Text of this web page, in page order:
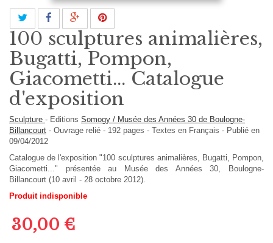
100 sculptures animalières,
Bugatti, Pompon,
Giacometti... Catalogue
d'exposition
Sculpture - Editions Somogy / Musée des Années 30 de Boulogne-
Billancourt - Ouvrage relié - 192 pages - Textes en Français - Publié en
09/04/2012
Catalogue de l'exposition "100 sculptures animalières, Bugatti, Pompon,
Giacometti..." présentée au Musée des Années 30, Boulogne-
Billancourt (10 avril - 28 octobre 2012).
Produit indisponible
30,00 €